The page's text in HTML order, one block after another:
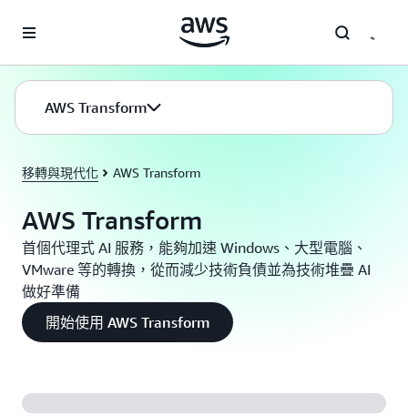
AWS Transform
移轉與現代化 AWS Transform
AWS Transform
首個代理式 AI 服務，能夠加速 Windows、大型電腦、
VMware 等的轉換，從而減少技術負債並為技術堆疊 AI
做好準備
開始使用 AWS Transform